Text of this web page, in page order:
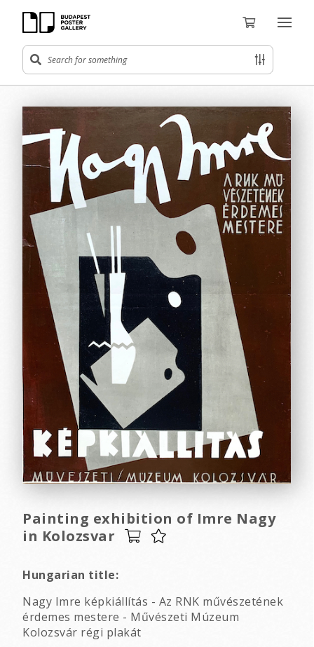
Painting exhibition of Imre Nagy
in Kolozsvar
Hungarian title:
Nagy Imre képkiállítás - Az RNK művészetének
érdemes mestere - Művészeti Múzeum
Kolozsvár régi plakát